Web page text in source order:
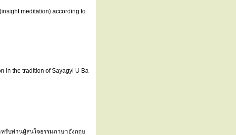
meditation) according to
in the tradition of Sayagyi U Ba
รับท่านผู้สนใจธรรมภาษาอังกฤษ